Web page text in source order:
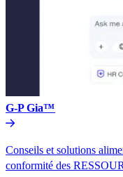
G-P Gia™​​
Conseils et solutions
conformité des